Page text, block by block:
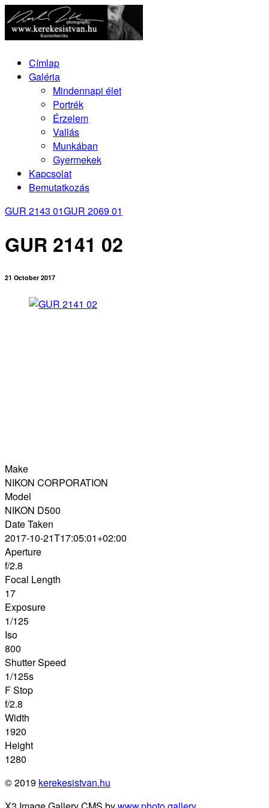
Címlap
Galéria
Mindennapi élet
Portrék
Érzelem
Vallás
Munkában
Gyermekek
Kapcsolat
Bemutatkozás
GUR 2143 01GUR 2069 01
GUR 2141 02
21 October 2017
Make
NIKON CORPORATION
Model
NIKON D500
Date Taken
2017-10-21T17:05:01+02:00
Aperture
f/2.8
Focal Length
17
Exposure
1/125
Iso
800
Shutter Speed
1/125s
F Stop
f/2.8
Width
1920
Height
1280
© 2019 kerekesistvan.hu